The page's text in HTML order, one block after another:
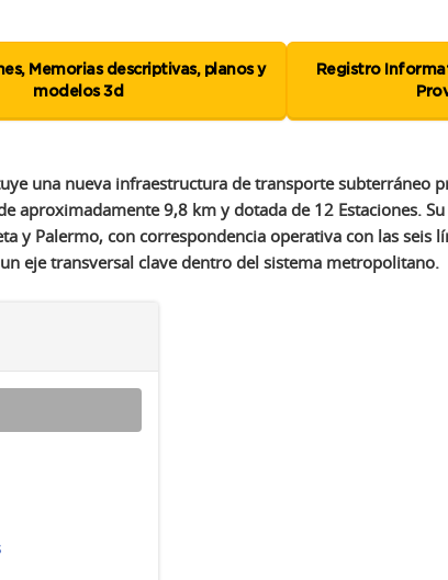
una nueva infraestructura de transporte subterráneo
aproximadamente 9,8 km y dotada de 12 Estaciones.
y Palermo, con correspondencia operativa con las seis
eje transversal clave dentro del sistema metropolitano.